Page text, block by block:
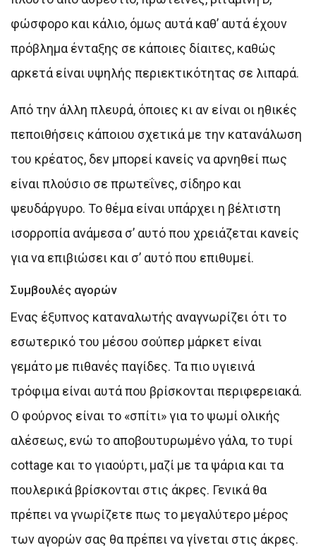
φώσφορο και κάλιο, όμως αυτά καθ’ αυτά έχουν
πρόβλημα ένταξης σε κάποιες δίαιτες, καθώς
αρκετά είναι υψηλής περιεκτικότητας σε λιπαρά.
Από την άλλη πλευρά, όποιες κι αν είναι οι ηθικές
πεποιθήσεις κάποιου σχετικά με την κατανάλωση
του κρέατος, δεν μπορεί κανείς να αρνηθεί πως
είναι πλούσιο σε πρωτεΐνες, σίδηρο και
ψευδάργυρο. Το θέμα είναι υπάρχει η βέλτιστη
ισορροπία ανάμεσα σ’ αυτό που χρειάζεται κανείς
για να επιβιώσει και σ’ αυτό που επιθυμεί.
Συμβουλές αγορών
Ενας έξυπνος καταναλωτής αναγνωρίζει ότι το
εσωτερικό του μέσου σούπερ μάρκετ είναι
γεμάτο με πιθανές παγίδες. Τα πιο υγιεινά
τρόφιμα είναι αυτά που βρίσκονται περιφερειακά.
Ο φούρνος είναι το «σπίτι» για το ψωμί ολικής
αλέσεως, ενώ το αποβουτυρωμένο γάλα, το τυρί
cottage και το γιαούρτι, μαζί με τα ψάρια και τα
πουλερικά βρίσκονται στις άκρες. Γενικά θα
πρέπει να γνωρίζετε πως το μεγαλύτερο μέρος
των αγορών σας θα πρέπει να γίνεται στις άκρες.